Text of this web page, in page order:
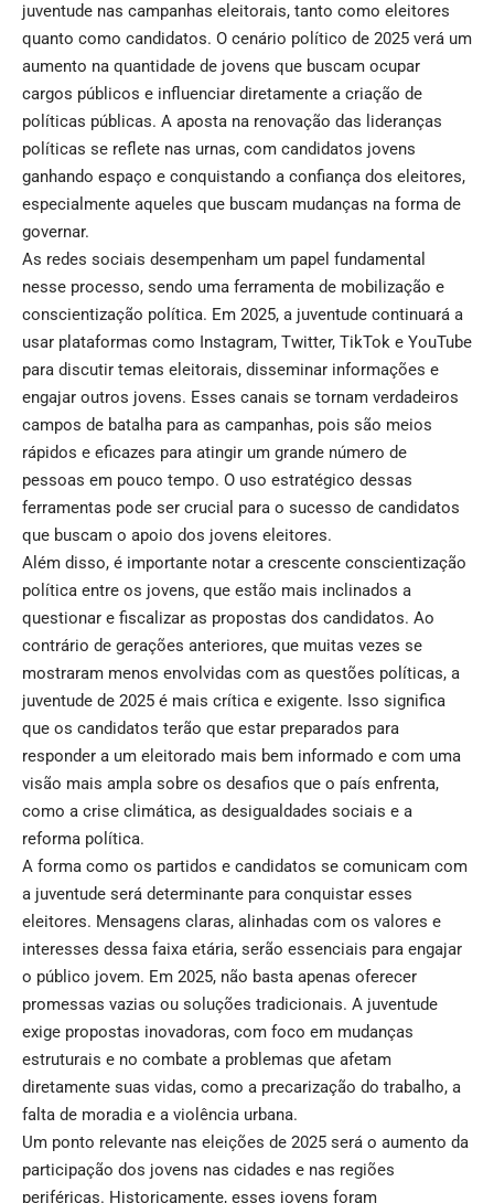
juventude nas campanhas eleitorais, tanto como eleitores
quanto como candidatos. O cenário político de 2025 verá um
aumento na quantidade de jovens que buscam ocupar
cargos públicos e influenciar diretamente a criação de
políticas públicas. A aposta na renovação das lideranças
políticas se reflete nas urnas, com candidatos jovens
ganhando espaço e conquistando a confiança dos eleitores,
especialmente aqueles que buscam mudanças na forma de
governar.
As redes sociais desempenham um papel fundamental
nesse processo, sendo uma ferramenta de mobilização e
conscientização política. Em 2025, a juventude continuará a
usar plataformas como Instagram, Twitter, TikTok e YouTube
para discutir temas eleitorais, disseminar informações e
engajar outros jovens. Esses canais se tornam verdadeiros
campos de batalha para as campanhas, pois são meios
rápidos e eficazes para atingir um grande número de
pessoas em pouco tempo. O uso estratégico dessas
ferramentas pode ser crucial para o sucesso de candidatos
que buscam o apoio dos jovens eleitores.
Além disso, é importante notar a crescente conscientização
política entre os jovens, que estão mais inclinados a
questionar e fiscalizar as propostas dos candidatos. Ao
contrário de gerações anteriores, que muitas vezes se
mostraram menos envolvidas com as questões políticas, a
juventude de 2025 é mais crítica e exigente. Isso significa
que os candidatos terão que estar preparados para
responder a um eleitorado mais bem informado e com uma
visão mais ampla sobre os desafios que o país enfrenta,
como a crise climática, as desigualdades sociais e a
reforma política.
A forma como os partidos e candidatos se comunicam com
a juventude será determinante para conquistar esses
eleitores. Mensagens claras, alinhadas com os valores e
interesses dessa faixa etária, serão essenciais para engajar
o público jovem. Em 2025, não basta apenas oferecer
promessas vazias ou soluções tradicionais. A juventude
exige propostas inovadoras, com foco em mudanças
estruturais e no combate a problemas que afetam
diretamente suas vidas, como a precarização do trabalho, a
falta de moradia e a violência urbana.
Um ponto relevante nas eleições de 2025 será o aumento da
participação dos jovens nas cidades e nas regiões
periféricas. Historicamente, esses jovens foram